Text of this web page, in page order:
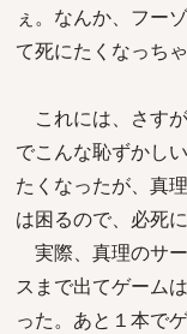
ぇ。なんか、フー
て死にたくなっちゃ
これには、さす
でこんな恥ずかし
たくなったが、真
は困るので、必死
実際、真理のサ
スまで出てゲーム
った。あと１本で